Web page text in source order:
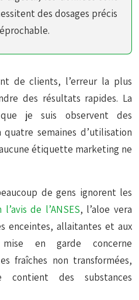
des dosages précis
de clients, l’erreur la plus
des résultats rapides. La
je suis observent des
semaines d’utilisation
étiquette marketing ne
de gens ignorent les
l’avis de l’ANSES, l’aloe vera
enceintes, allaitantes et aux
en garde concerne
fraîches non transformées,
des substances